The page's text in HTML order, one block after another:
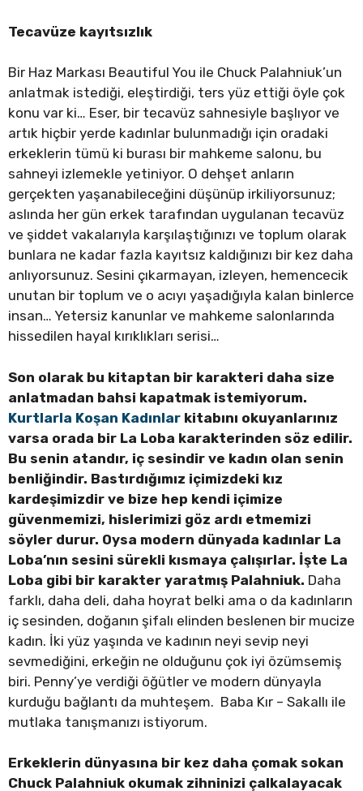
Tecavüze kayıtsızlık
Bir Haz Markası Beautiful You ile Chuck Palahniuk’un
anlatmak istediği, eleştirdiği, ters yüz ettiği öyle çok
konu var ki… Eser, bir tecavüz sahnesiyle başlıyor ve
artık hiçbir yerde kadınlar bulunmadığı için oradaki
erkeklerin tümü ki burası bir mahkeme salonu, bu
sahneyi izlemekle yetiniyor. O dehşet anların
gerçekten yaşanabileceğini düşünüp irkiliyorsunuz;
aslında her gün erkek tarafından uygulanan tecavüz
ve şiddet vakalarıyla karşılaştığınızı ve toplum olarak
bunlara ne kadar fazla kayıtsız kaldığınızı bir kez daha
anlıyorsunuz. Sesini çıkarmayan, izleyen, hemencecik
unutan bir toplum ve o acıyı yaşadığıyla kalan binlerce
insan… Yetersiz kanunlar ve mahkeme salonlarında
hissedilen hayal kırıklıkları serisi…
Son olarak bu kitaptan bir karakteri daha size
anlatmadan bahsi kapatmak istemiyorum.
Kurtlarla Koşan Kadınlar kitabını okuyanlarınız
varsa orada bir La Loba karakterinden söz edilir.
Bu senin atandır, iç sesindir ve kadın olan senin
benliğindir. Bastırdığımız içimizdeki kız
kardeşimizdir ve bize hep kendi içimize
güvenmemizi, hislerimizi göz ardı etmemizi
söyler durur. Oysa modern dünyada kadınlar La
Loba’nın sesini sürekli kısmaya çalışırlar. İşte La
Loba gibi bir karakter yaratmış Palahniuk. Daha
farklı, daha deli, daha hoyrat belki ama o da kadınların
iç sesinden, doğanın şifalı elinden beslenen bir mucize
kadın. İki yüz yaşında ve kadının neyi sevip neyi
sevmediğini, erkeğin ne olduğunu çok iyi özümsemiş
biri. Penny’ye verdiği öğütler ve modern dünyayla
kurduğu bağlantı da muhteşem. Baba Kır – Sakallı ile
mutlaka tanışmanızı istiyorum.
Erkeklerin dünyasına bir kez daha çomak sokan
Chuck Palahniuk okumak zihninizi çalkalayacak